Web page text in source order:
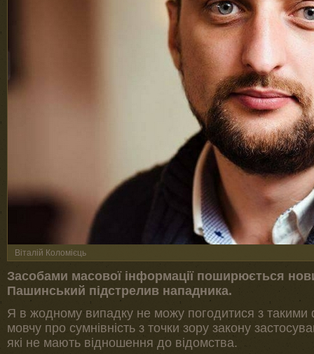
Віталій Коломієць
Засобами масової інформації поширюється
Пашинський підстрелив нападника.
Я в жодному випадку не можу погодитися з
мовчу про сумнівність з точки зору закону
які не мають відношення до відомства.